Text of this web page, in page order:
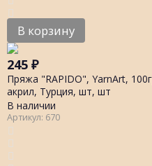
В корзину
245 ₽
Пряжа "RAPIDO", YarnArt,
акрил, Турция, шт, шт
В наличии
Артикул: 670